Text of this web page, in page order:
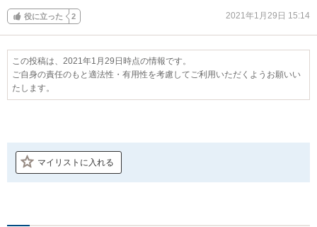
役に立った 2 2021年1月29日 15:14
この投稿は、2021年1月29日時点の情報です。
ご自身の責任のもと適法性・有用性を考慮してご利用いただくようお願いい
たします。
マイリストに入れる